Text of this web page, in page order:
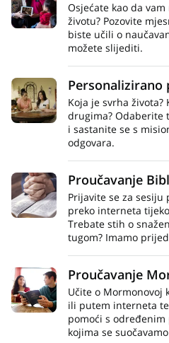
Osjećate kao da
životu? Pozovite
biste učili o
možete slijediti.
Personalizirano
Koja je svrha
drugima? Odaberite
i sastanite se s
odgovara.
Proučavanje
Prijavite se za
preko interneta
Trebate stih o
tugom? Imamo
Proučavanje
Učite o Mormonovoj
ili putem interneta
pomoći s
kojima se